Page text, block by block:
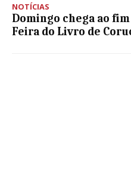
NOTÍCIAS
Domingo chega ao
Feira do Livro de